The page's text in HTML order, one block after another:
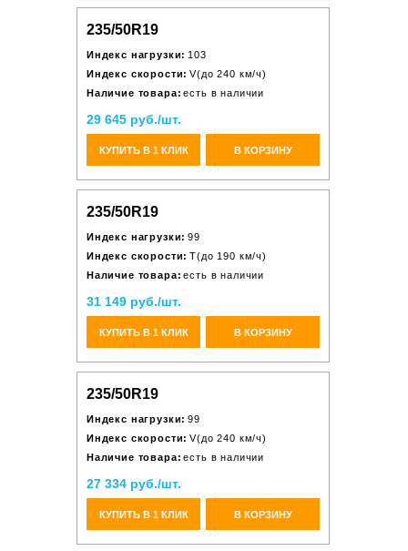
235/50R19
Индекс нагрузки: 103
Индекс скорости: V(до 240 км/ч)
Наличие товара: есть в наличии
29 645 руб./шт.
КУПИТЬ В 1 КЛИК В КОРЗИНУ
235/50R19
Индекс нагрузки: 99
Индекс скорости: T(до 190 км/ч)
Наличие товара: есть в наличии
31 149 руб./шт.
КУПИТЬ В 1 КЛИК В КОРЗИНУ
235/50R19
Индекс нагрузки: 99
Индекс скорости: V(до 240 км/ч)
Наличие товара: есть в наличии
27 334 руб./шт.
КУПИТЬ В 1 КЛИК В КОРЗИНУ